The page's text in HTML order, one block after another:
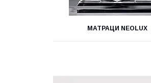
МАТРАЦИ NEOLUX